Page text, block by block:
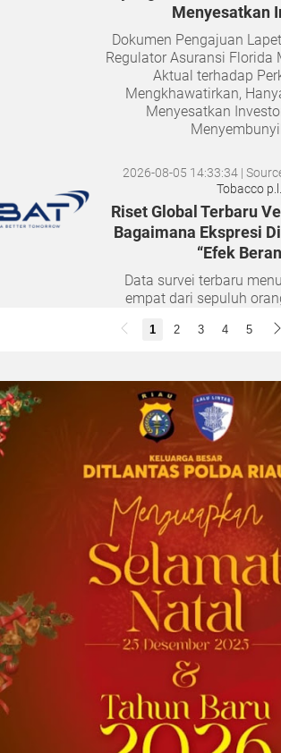
Menyesatkan
Dokumen Pengajuan
Regulator Asuransi Florida
Aktual terhadap
Mengkhawatirkan,
Menyesatkan
2026-08-05 14:33:34 |
Tobacco
Riset Global Terbaru
Bagaimana Ekspresi
“Efek
Data survei terbaru
empat dari sepuluh
yang tulus seiring
2026-08-04 20:17:41
Univar Solutions
Royal, Memperluas
Bahan Aditif untuk
Perekat di
Memperkuat layanan
pasar-pasar utama AS
satu abad keahlian
pelanggan yang
DOWNERS GROVE,
2026-08-01 00:27:35| Source:
1 2 3 4 5